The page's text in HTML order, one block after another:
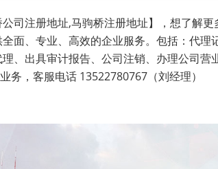
司注册地址,马驹桥注册地址】，想了解
面、专业、高效的企业服务。包括：代理
、出具审计报告、公司注销、办理公司营
务，客服电话 13522780767（刘经理）